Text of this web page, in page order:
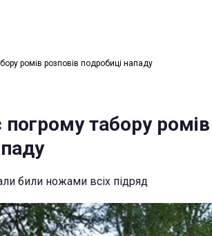
ромів розповів подробиці нападу
табору ромів
били ножами всіх підряд